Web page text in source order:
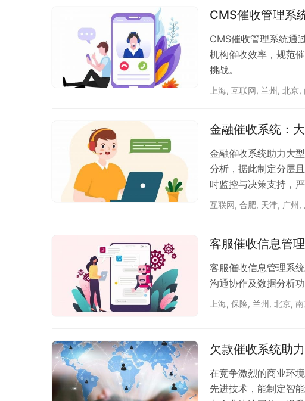
CMS催收管理系
CMS催收管理系统通
机构催收效率，规范
挑战。
上海, 互联网, 兰州, 北京,
金融催收系统：
金融催收系统助力大
分析，据此制定分层
时监控与决策支持，
互联网, 合肥, 天津, 广州,
客服催收信息管
客服催收信息管理系
沟通协作及数据分析
上海, 保险, 兰州, 北京,
欠款催收系统助
在竞争激烈的商业环
先进技术，能制定智